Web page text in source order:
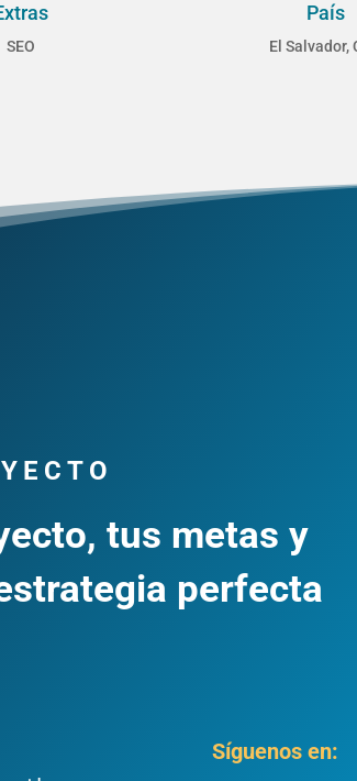
SEO
País
El Salvador,
tus metas y
perfecta
Síguenos en: